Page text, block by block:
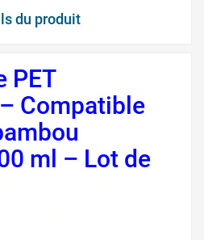
du produit
PET
Compatible
ml – Lot de